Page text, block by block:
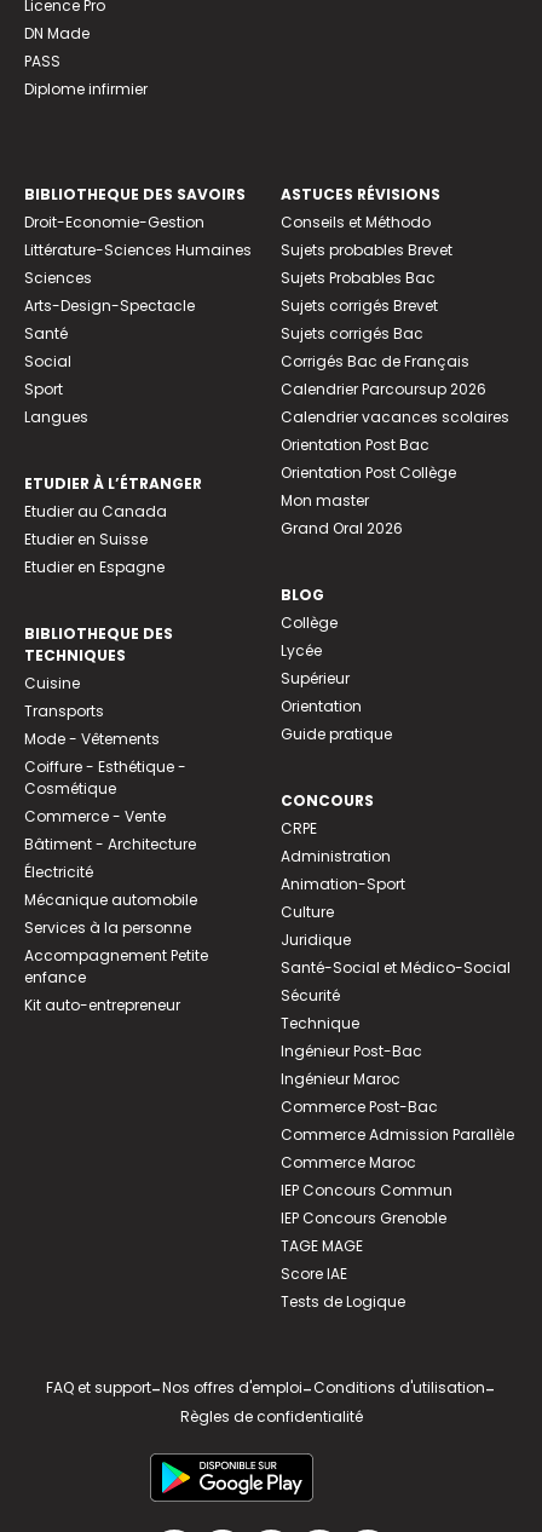
Licence Pro
DN Made
PASS
Diplome infirmier
BIBLIOTHEQUE DES SAVOIRS
Droit-Economie-Gestion
Littérature-Sciences Humaines
Sciences
Arts-Design-Spectacle
Santé
Social
Sport
Langues
ETUDIER À L’ÉTRANGER
Etudier au Canada
Etudier en Suisse
Etudier en Espagne
BIBLIOTHEQUE DES
TECHNIQUES
Cuisine
Transports
Mode - Vêtements
Coiffure - Esthétique -
Cosmétique
Commerce - Vente
Bâtiment - Architecture
Électricité
Mécanique automobile
Services à la personne
Accompagnement Petite
enfance
Kit auto-entrepreneur
ASTUCES RÉVISIONS
Conseils et Méthodo
Sujets probables Brevet
Sujets Probables Bac
Sujets corrigés Brevet
Sujets corrigés Bac
Corrigés Bac de Français
Calendrier Parcoursup 2026
Calendrier vacances scolaires
Orientation Post Bac
Orientation Post Collège
Mon master
Grand Oral 2026
BLOG
Collège
Lycée
Supérieur
Orientation
Guide pratique
CONCOURS
CRPE
Administration
Animation-Sport
Culture
Juridique
Santé-Social et Médico-Social
Sécurité
Technique
Ingénieur Post-Bac
Ingénieur Maroc
Commerce Post-Bac
Commerce Admission Parallèle
Commerce Maroc
IEP Concours Commun
IEP Concours Grenoble
TAGE MAGE
Score IAE
Tests de Logique
FAQ et support-Nos offres d'emploi-Conditions d'utilisation-
Règles de confidentialité